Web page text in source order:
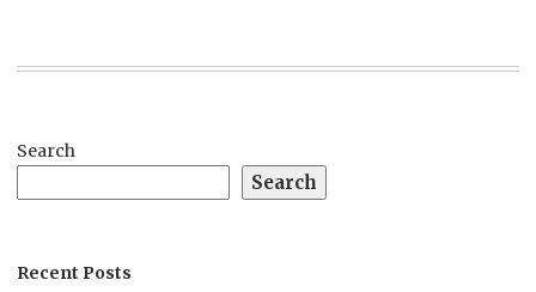
Search
Search
Recent Posts